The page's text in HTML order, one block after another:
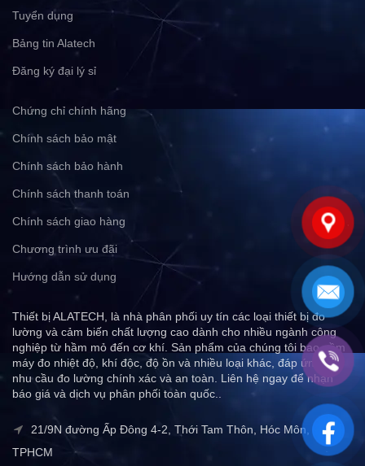
Tuyển dụng
Bảng tin Alatech
Đăng ký đại lý sỉ
Chứng chỉ chính hãng
Chính sách bảo mật
Chính sách bảo hành
Chính sách thanh toán
Chính sách giao hàng
Chương trình ưu đãi
Hướng dẫn sử dụng
Thiết bị ALATECH, là nhà phân phối uy tín các loại thiết bị đo
lường và cảm biến chất lượng cao dành cho nhiều ngành công
nghiệp từ hầm mỏ đến cơ khí. Sản phẩm của chúng tôi bao gồm
máy đo nhiệt độ, khí độc, độ ồn và nhiều loại khác, đáp ứng mọi
nhu cầu đo lường chính xác và an toàn. Liên hệ ngay để nhận
báo giá và dịch vụ phân phối toàn quốc..
21/9N đường Ấp Đông 4-2, Thới Tam Thôn, Hóc Môn,
TPHCM